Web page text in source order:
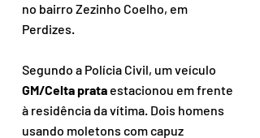
no bairro Zezinho Coelho, em
Perdizes.
Segundo a Polícia Civil, um veículo
GM/Celta prata estacionou em frente
à residência da vítima. Dois homens
usando moletons com capuz